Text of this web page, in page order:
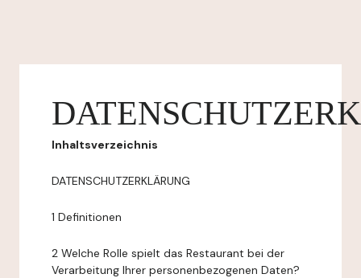
Inhaltsverzeichnis
DATENSCHUTZERKLÄRUNG
1 Definitionen
2 Welche Rolle spielt das Restaurant bei der
Verarbeitung Ihrer personenbezogenen Daten?